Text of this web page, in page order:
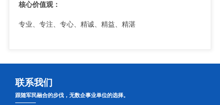
核心价值观：
专业、专注、专心、精诚、精益、精湛
联系我们
跟随军民融合的步伐，无数企事业单位的选择。